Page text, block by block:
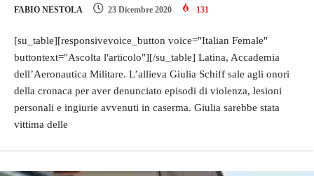
FABIO NESTOLA 23 Dicembre 2020 131
[su_table][responsivevoice_button voice="Italian Female"
buttontext="Ascolta l'articolo"][/su_table] Latina, Accademia
dell’Aeronautica Militare. L’allieva Giulia Schiff sale agli onori
della cronaca per aver denunciato episodi di violenza, lesioni
personali e ingiurie avvenuti in caserma. Giulia sarebbe stata
vittima delle